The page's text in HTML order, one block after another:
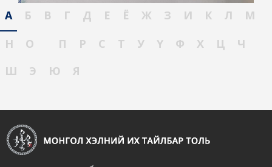
А Б В Г Д Е Ё Ж З И К Л
М
Н
О П Р С Т У Ү Ф Х Ц
Ч
Ш
Э Ю Я